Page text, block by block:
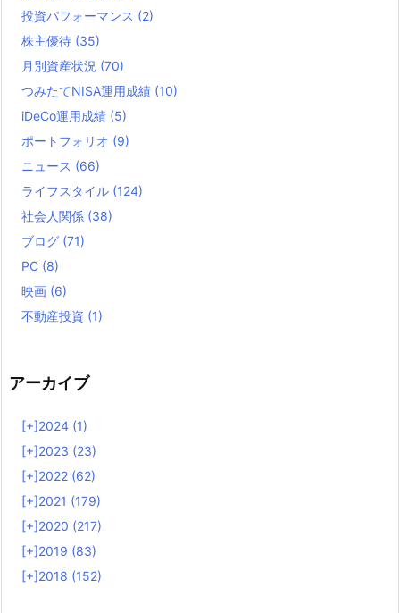
投資パフォーマンス (2)
株主優待 (35)
月別資産状況 (70)
つみたてNISA運用成績 (10)
iDeCo運用成績 (5)
ポートフォリオ (9)
ニュース (66)
ライフスタイル (124)
社会人関係 (38)
ブログ (71)
PC (8)
映画 (6)
不動産投資 (1)
アーカイブ
[+]2024 (1)
[+]2023 (23)
[+]2022 (62)
[+]2021 (179)
[+]2020 (217)
[+]2019 (83)
[+]2018 (152)